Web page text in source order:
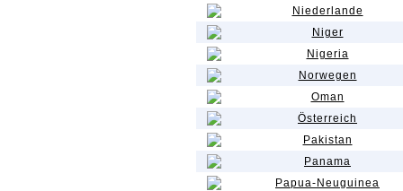
Niederlande
Niger
Nigeria
Norwegen
Oman
Österreich
Pakistan
Panama
Papua-Neuguinea